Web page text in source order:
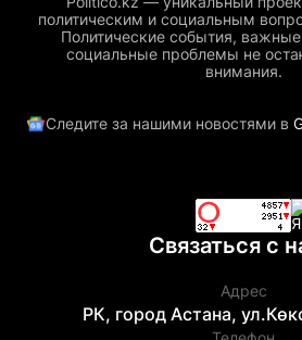
политическим и социальным
Политические события,
социальные проблемы не
внимания.
Следите за нашими новостями в
Связаться с
Адрес
РК, город Астана,